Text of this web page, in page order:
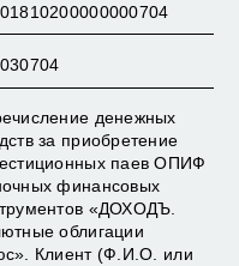
денежных
за приобретение
паев ОПИФ
финансовых
«ДОХОДЪ.
облигации
Клиент (Ф.И.О. или